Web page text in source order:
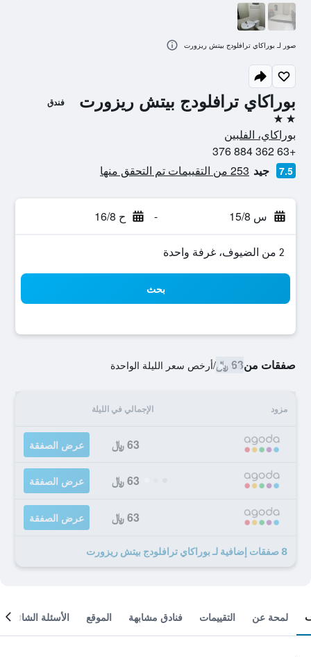
بوراكاي ترافلودج بيتش ريزورت فندق
2 نجمتين
بوراكاي، الفلبين
+63 362 884 376
7.5 جيد 253 من التقييمات تم التحقق منها
س 15/8 - ح 16/8
2 من الضيوف، غرفة واحدة
بحث
صفقات من63 ﷼ /أرخص سعر الليلة الواحدة
مزود الإجمالي في الليلة
63 ﷼ عرض الصفقة
63 ﷼ عرض الصفقة
63 ﷼ عرض الصفقة
8 صفقات إضافية لـ بوراكاي ترافلودج بيتش ريزورت
صور لـ بوراكاي ترافلودج بيتش ريزورت
لمحة عن التقييمات فنادق مشابهة الموقع الأسئلة الشائعة